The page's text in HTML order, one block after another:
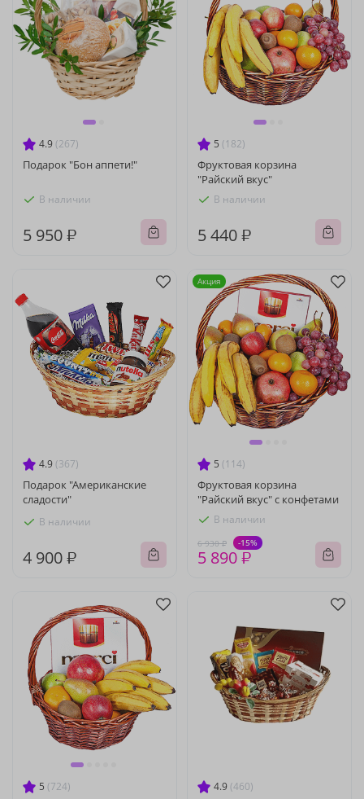
4.9 (267)
Подарок "Бон аппети!"
В наличии
5 950 ₽
5 (182)
Фруктовая корзина
"Райский вкус"
В наличии
5 440 ₽
4.9 (367)
Подарок "Американские
сладости"
В наличии
4 900 ₽
5 (114)
Фруктовая корзина
"Райский вкус" с конфетами
В наличии
6 930 ₽ -15%
5 890 ₽
Акция
5 (724) 4.9 (460)